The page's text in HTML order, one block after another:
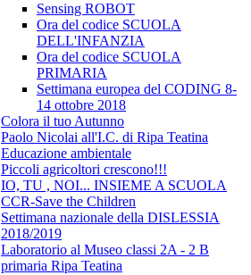
Sensing ROBOT
Ora del codice SCUOLA
DELL'INFANZIA
Ora del codice SCUOLA
PRIMARIA
Settimana europea del CODING 8-
14 ottobre 2018
Colora il tuo Autunno
Paolo Nicolai all'I.C. di Ripa Teatina
Educazione ambientale
Piccoli agricoltori crescono!!!
IO, TU , NOI... INSIEME A SCUOLA
CCR-Save the Children
Settimana nazionale della DISLESSIA
2018/2019
Laboratorio al Museo classi 2A - 2 B
primaria Ripa Teatina